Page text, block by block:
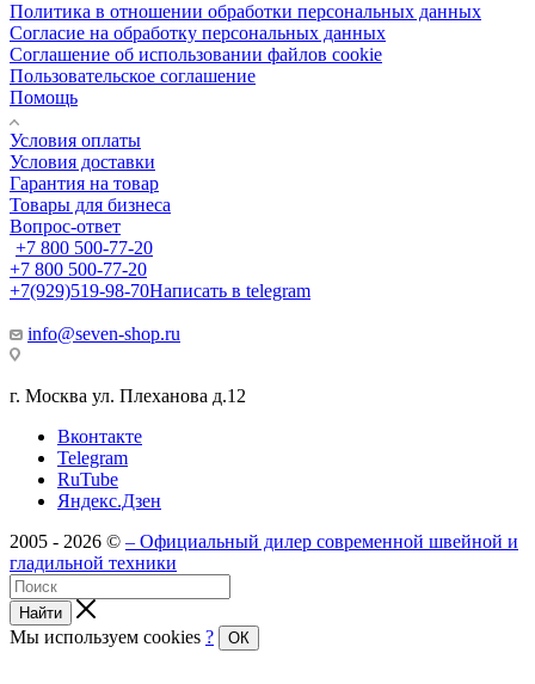
Политика в отношении обработки персональных данных
Cогласие на обработку персональных данных
Cоглашение об использовании файлов cookie
Пользовательское соглашение
Помощь
Условия оплаты
Условия доставки
Гарантия на товар
Товары для бизнеса
Вопрос-ответ
+7 800 500-77-20
+7 800 500-77-20
+7(929)519-98-70Написать в telegram
info@seven-shop.ru
г. Москва ул. Плеханова д.12
Вконтакте
Telegram
RuTube
Яндекс.Дзен
2005 - 2026 © – Официальный дилер современной швейной и
гладильной техники
Найти
Мы используем cookies ? ОК